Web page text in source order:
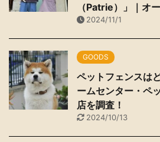
（Patrie）」｜オ
2024/11/1
GOODS
ペットフェンスは
ームセンター・ペ
店を調査！
2024/10/13